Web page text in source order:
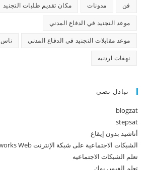
فن مدونات مكان تقديم طلبات التجنيد
موعد التجنيد في الدفاع المدني
موعد مقابلات التجنيد في الدفاع المدني ناس
نهفات اردنيه
تبادل نصي
blogzat
stepsat
أناشيد بدون إيقاع
الشبكات الاجتماعية على شبكة الإنترنت Social Networks Web
تعلم الشبكات الاجتماعيه
تعلم الفيس بوك